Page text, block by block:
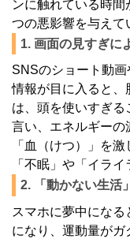
ンに触れている時
つの悪影響を与えて
1. 画面の見すぎに
SNSのショート動
情報が目に入ると、
は、頭を使いすぎる
言い、エネルギーの
「血（けつ）」を
「不眠」や「イラ
2. 「動かない生活
スマホに夢中になる
になり、運動量がガ